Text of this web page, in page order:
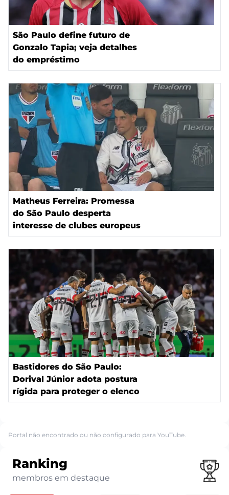
São Paulo define futuro de
Gonzalo Tapia; veja detalhes
do empréstimo
Matheus Ferreira: Promessa
do São Paulo desperta
interesse de clubes europeus
Bastidores do São Paulo:
Dorival Júnior adota postura
rígida para proteger o elenco
Portal não encontrado ou não configurado para YouTube.
Ranking
membros em destaque